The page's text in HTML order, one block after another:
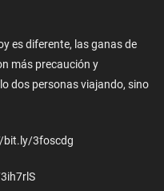
es diferente, las ganas de
más precaución y
dos personas viajando, sino
bit.ly/3foscdg